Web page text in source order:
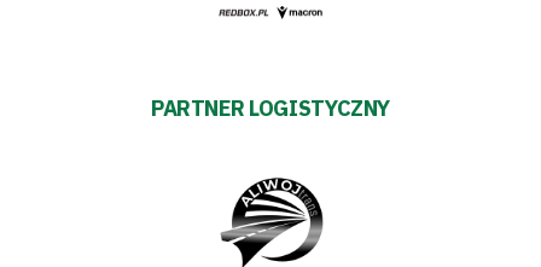
PARTNER LOGISTYCZNY